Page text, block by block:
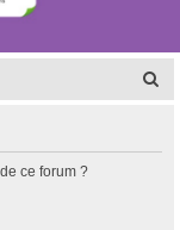
ce forum ?